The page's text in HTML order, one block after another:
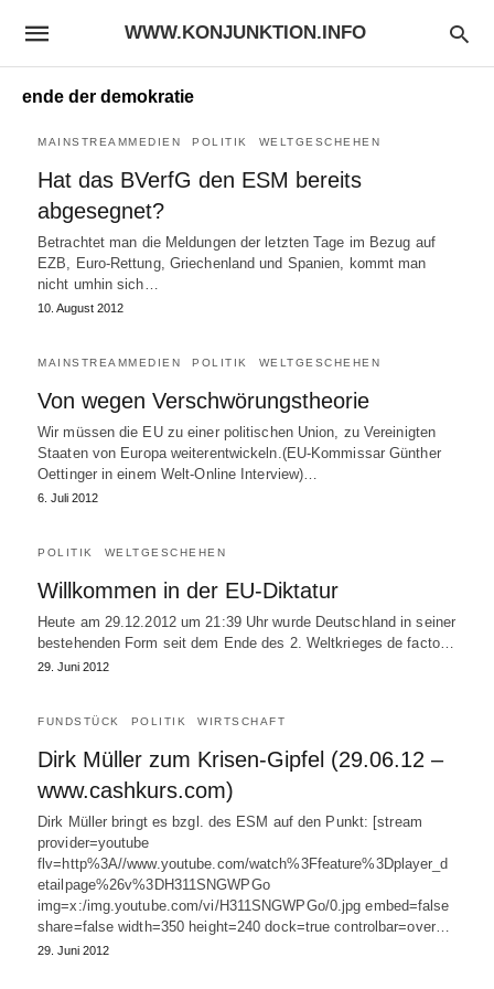
WWW.KONJUNKTION.INFO
ende der demokratie
MAINSTREAMMEDIEN POLITIK WELTGESCHEHEN
Hat das BVerfG den ESM bereits
abgesegnet?
Betrachtet man die Meldungen der letzten Tage im Bezug auf
EZB, Euro-Rettung, Griechenland und Spanien, kommt man
nicht umhin sich…
10. August 2012
MAINSTREAMMEDIEN POLITIK WELTGESCHEHEN
Von wegen Verschwörungstheorie
Wir müssen die EU zu einer politischen Union, zu Vereinigten
Staaten von Europa weiterentwickeln.(EU-Kommissar Günther
Oettinger in einem Welt-Online Interview)…
6. Juli 2012
POLITIK WELTGESCHEHEN
Willkommen in der EU-Diktatur
Heute am 29.12.2012 um 21:39 Uhr wurde Deutschland in seiner
bestehenden Form seit dem Ende des 2. Weltkrieges de facto…
29. Juni 2012
FUNDSTÜCK POLITIK WIRTSCHAFT
Dirk Müller zum Krisen-Gipfel (29.06.12 –
www.cashkurs.com)
Dirk Müller bringt es bzgl. des ESM auf den Punkt: [stream
provider=youtube
flv=http%3A//www.youtube.com/watch%3Ffeature%3Dplayer_d
etailpage%26v%3DH311SNGWPGo
img=x:/img.youtube.com/vi/H311SNGWPGo/0.jpg embed=false
share=false width=350 height=240 dock=true controlbar=over…
29. Juni 2012